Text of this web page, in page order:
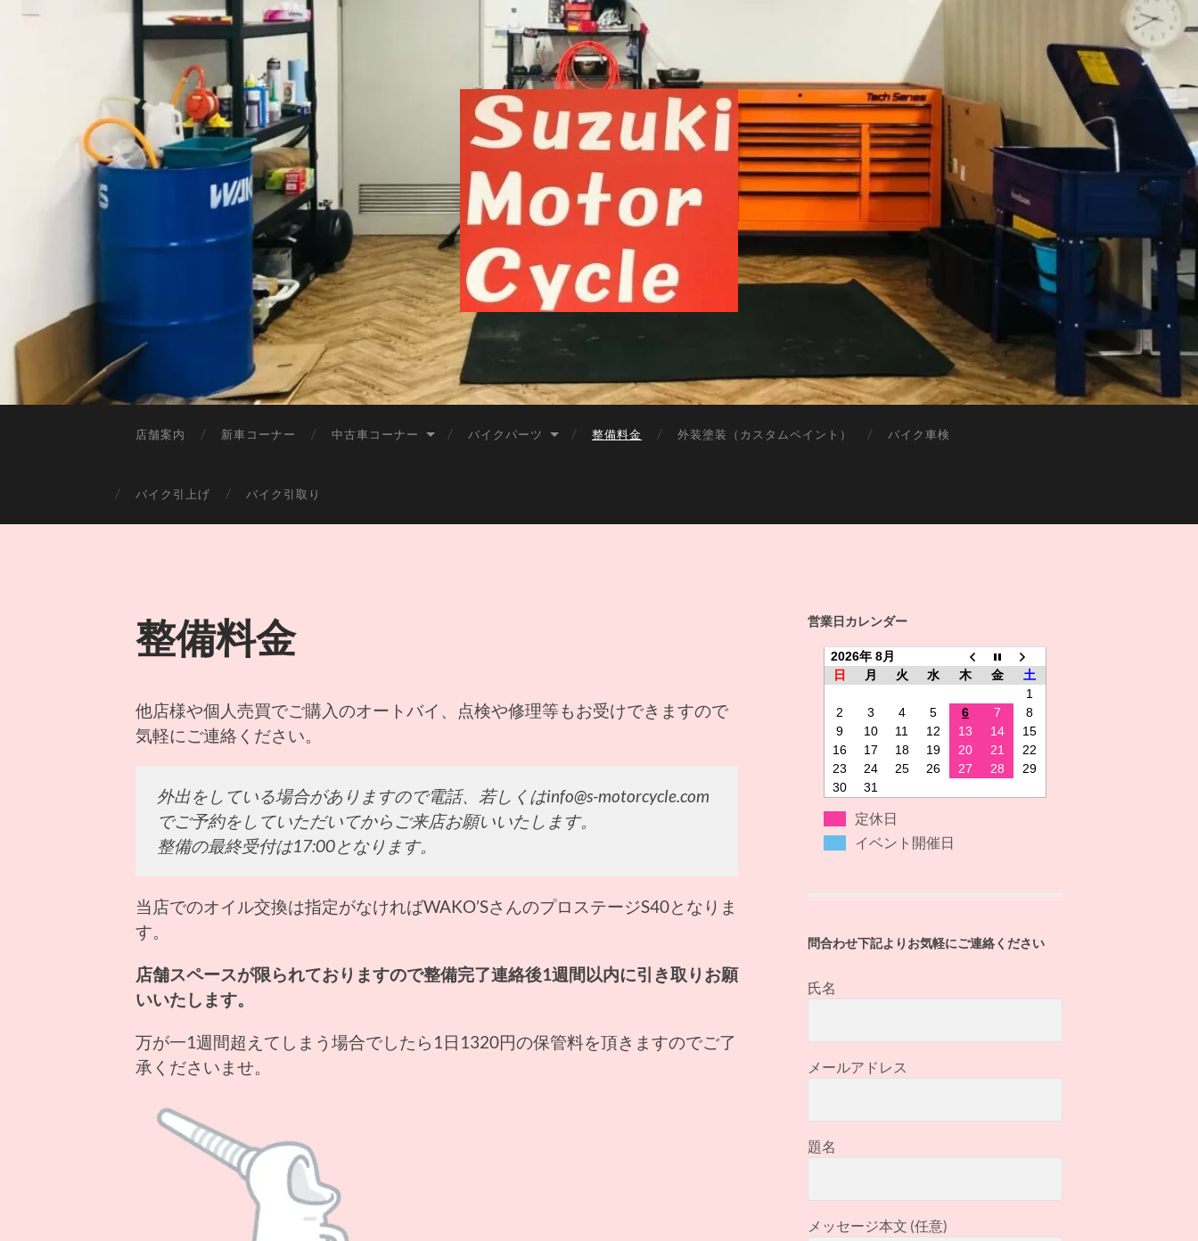
葉
央
区
洲
ッ
ク
ル
店舗案内 新車コーナー 中古車コーナー バイクパーツ 整備料金 外装塗装（カスタムペイント） バイク車検
バイク引上げ バイク引取り
整備料金
他店様や個人売買でご購入のオートバイ、点検や修理等もお受けできますので
気軽にご連絡ください。
外出をしている場合がありますので電話、若しくはinfo@s-motorcycle.com
でご予約をしていただいてからご来店お願いいたします。
整備の最終受付は17:00となります。
当店でのオイル交換は指定がなければWAKO’SさんのプロステージS40となりま
す。
店舗スペースが限られておりますので整備完了連絡後1週間以内に引き取りお願
いいたします。
万が一1週間超えてしまう場合でしたら1日1320円の保管料を頂きますのでご了
承くださいませ。
営業日カレンダー
2026年 8月
日
月 火 水 木 金
土
1
2
3 4 5 6 7
8
9
10 11 12 13 14
15
16
17 18 19 20 21
22
23
24 25 26 27 28
29
30
31
定休日
イベント開催日
問合わせ下記よりお気軽にご連絡ください
氏名
メールアドレス
題名
メッセージ本文 (任意)